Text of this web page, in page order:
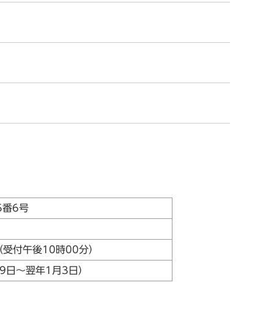
番6号
付午後10時00分）
～翌年1月3日）